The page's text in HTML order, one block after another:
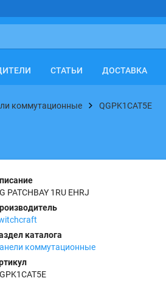
СТАТЬИ ДОСТАВКА
коммутационные QGPK1CAT5E
PATCHBAY 1RU EHRJ
каталога
коммутационные